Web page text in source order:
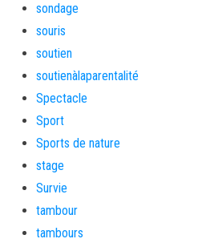
sondage
souris
soutien
soutienàlaparentalité
Spectacle
Sport
Sports de nature
stage
Survie
tambour
tambours